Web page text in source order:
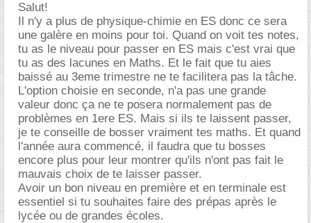
Salut!
Il n'y a plus de physique-chimie en ES donc ce sera
une galère en moins pour toi. Quand on voit tes notes,
tu as le niveau pour passer en ES mais c'est vrai que
tu as des lacunes en Maths. Et le fait que tu aies
baissé au 3eme trimestre ne te facilitera pas la tâche.
L'option choisie en seconde, n'a pas une grande
valeur donc ça ne te posera normalement pas de
problèmes en 1ere ES. Mais si ils te laissent passer,
je te conseille de bosser vraiment tes maths. Et quand
l'année aura commencé, il faudra que tu bosses
encore plus pour leur montrer qu'ils n'ont pas fait le
mauvais choix de te laisser passer.
Avoir un bon niveau en première et en terminale est
essentiel si tu souhaites faire des prépas après le
lycée ou de grandes écoles.